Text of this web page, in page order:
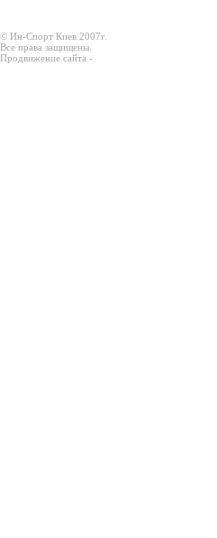
© Ин-Спорт Киев 2007г.
Все права защищены.
Продвижение сайта -